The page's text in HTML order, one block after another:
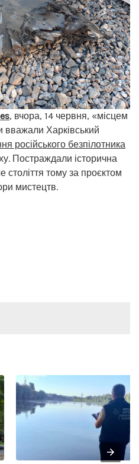
, вчора, 14 червня, «місцем
вважали Харківський
російського безпілотника
Постраждали історична
століття тому за проєктом
мистецтв.